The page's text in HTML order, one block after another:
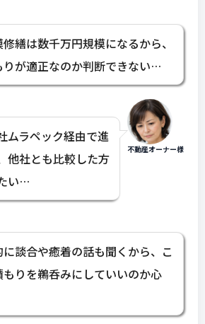
繕は数千万円規模になるから、
りが適正なのか判断できない…
ムラペック経由で進
他社とも比較した方
い…
不動産オーナー様
に談合や癒着の話も聞くから、こ
もりを鵜呑みにしていいのか心